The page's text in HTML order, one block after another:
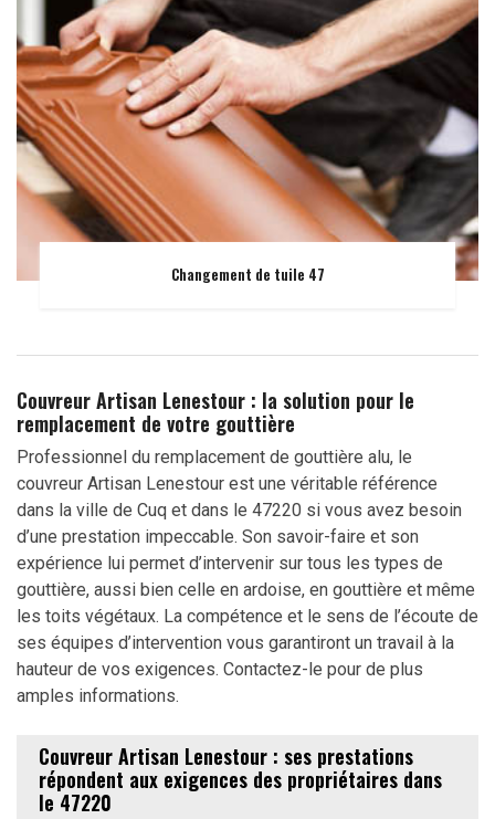
Changement de tuile 47
Couvreur Artisan Lenestour : la solution pour le
remplacement de votre gouttière
Professionnel du remplacement de gouttière alu, le
couvreur Artisan Lenestour est une véritable référence
dans la ville de Cuq et dans le 47220 si vous avez besoin
d’une prestation impeccable. Son savoir-faire et son
expérience lui permet d’intervenir sur tous les types de
gouttière, aussi bien celle en ardoise, en gouttière et même
les toits végétaux. La compétence et le sens de l’écoute de
ses équipes d’intervention vous garantiront un travail à la
hauteur de vos exigences. Contactez-le pour de plus
amples informations.
Couvreur Artisan Lenestour : ses prestations
répondent aux exigences des propriétaires dans
le 47220